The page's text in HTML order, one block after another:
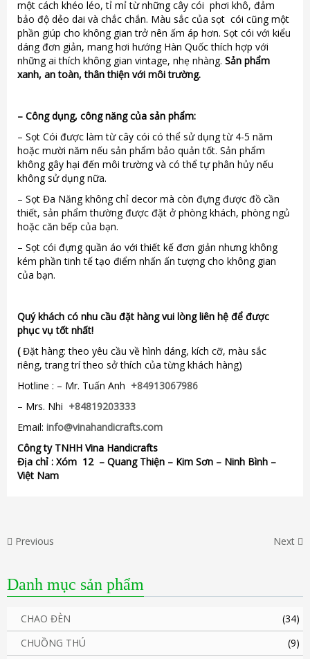
một cách khéo léo, tỉ mỉ từ những cây cói phơi khô, đảm
bảo độ dẻo dai và chắc chắn. Màu sắc của sọt cói cũng một
phần giúp cho không gian trở nên ấm áp hơn. Sọt cói với kiểu
dáng đơn giản, mang hơi hướng Hàn Quốc thích hợp với
những ai thích không gian vintage, nhẹ nhàng. Sản phẩm
xanh, an toàn, thân thiện với môi trường.
– Công dụng, công năng của sản phẩm:
– Sọt Cói được làm từ cây cói có thể sử dụng từ 4-5 năm
hoặc mười năm nếu sản phẩm bảo quản tốt. Sản phẩm
không gây hại đến môi trường và có thể tự phân hủy nếu
không sử dụng nữa.
– Sọt Đa Năng không chỉ decor mà còn đựng được đồ cần
thiết, sản phẩm thường được đặt ở phòng khách, phòng ngủ
hoặc căn bếp của bạn.
– Sọt cói đựng quần áo với thiết kế đơn giản nhưng không
kém phần tinh tế tạo điểm nhấn ấn tượng cho không gian
của bạn.
Quý khách có nhu cầu đặt hàng vui lòng liên hệ để được
phục vụ tốt nhất!
(Đặt hàng: theo yêu cầu về hình dáng, kích cỡ, màu sắc
riêng, trang trí theo sở thích của từng khách hàng)
Hotline : – Mr. Tuấn Anh +84913067986
– Mrs. Nhi +84819203333
Email: info@vinahandicrafts.com
Công ty TNHH Vina Handicrafts
Địa chỉ : Xóm 12– Quang Thiện – Kim Sơn – Ninh Bình –
Việt Nam
Previous Next
Danh mục sản phẩm
CHAO ĐÈN
(34)
CHUỒNG THÚ
(9)